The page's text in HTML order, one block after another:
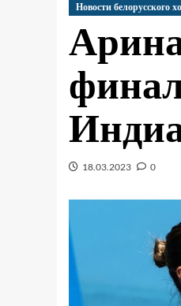
Новости белорусского
18.03.2023 0